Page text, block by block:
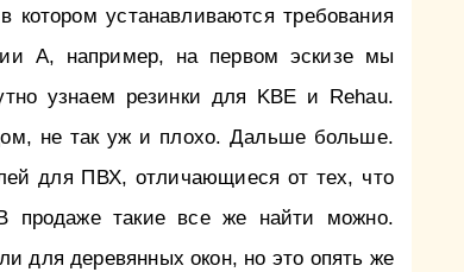
устанавливаются требования
А, например, на первом эскизе мы
узнаем резинки для KBE и Rehau.
не так уж и плохо. Дальше больше.
для ПВХ, отличающиеся от тех, что
продаже такие все же найти можно.
для деревянных окон, но это опять же